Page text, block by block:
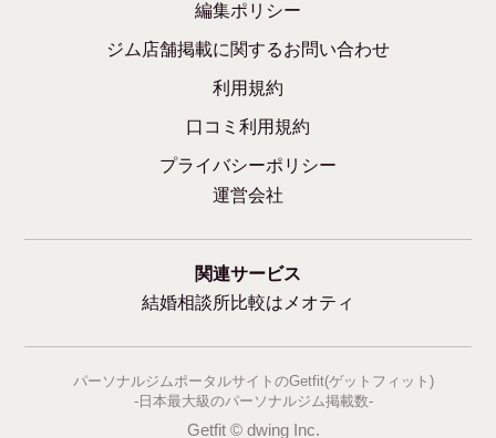
編集ポリシー
ジム店舗掲載に関するお問い合わせ
利用規約
口コミ利用規約
プライバシーポリシー
運営会社
関連サービス
結婚相談所比較はメオティ
パーソナルジムポータルサイトのGetfit(ゲットフィット)
-日本最大級のパーソナルジム掲載数-
Getfit © dwing Inc.